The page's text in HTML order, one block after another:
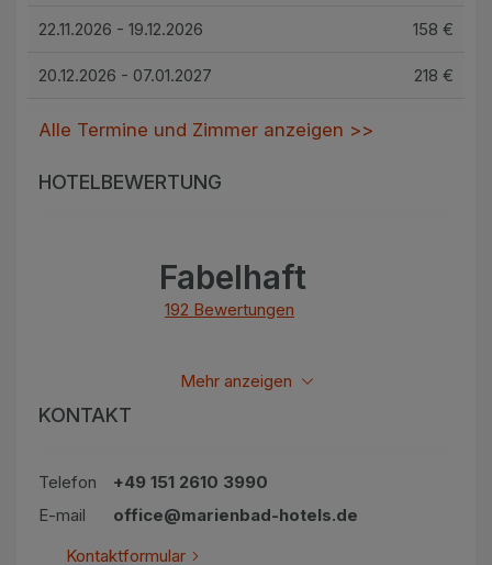
22.11.2026 - 19.12.2026 158 €
20.12.2026 - 07.01.2027 218 €
Alle Termine und Zimmer anzeigen >>
HOTELBEWERTUNG
Fabelhaft
192 Bewertungen
Alle bewertungen anzeigen
Mehr anzeigen
KONTAKT
Telefon
+49 151 2610 3990
E-mail
office@marienbad-hotels.de
Kontaktformular